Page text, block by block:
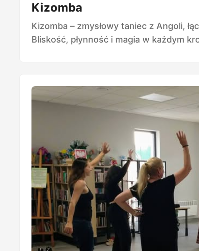
Kizomba
Kizomba – zmysłowy taniec z Angoli,
Bliskość, płynność i magia w każdym